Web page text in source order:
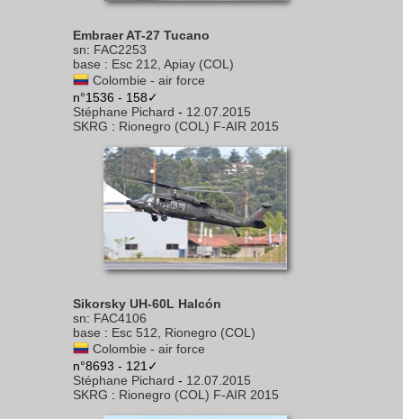
Embraer AT-27 Tucano
sn: FAC2253
base : Esc 212, Apiay (COL)
Colombie - air force
n°1536 - 158✓
Stéphane Pichard - 12.07.2015
SKRG : Rionegro (COL) F-AIR 2015
Sikorsky UH-60L Halcón
sn: FAC4106
base : Esc 512, Rionegro (COL)
Colombie - air force
n°8693 - 121✓
Stéphane Pichard - 12.07.2015
SKRG : Rionegro (COL) F-AIR 2015